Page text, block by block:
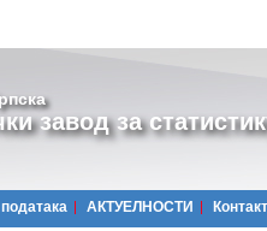
завод за
АКТУЕЛНОСТИ Контакт